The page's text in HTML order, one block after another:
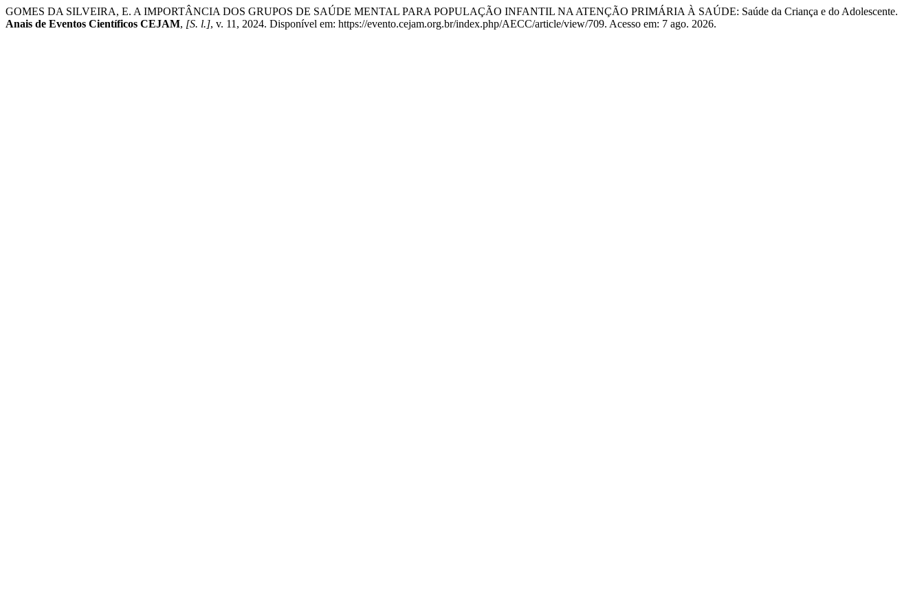
GOMES DA SILVEIRA, E. A IMPORTÂNCIA DOS GRUPOS DE SAÚDE MENTAL PARA POPULAÇÃO INFANTIL NA ATENÇÃO PRIMÁRIA À SAÚDE: Saúde da Criança e do Adolescente.
Anais de Eventos Científicos CEJAM, [S. l.], v. 11, 2024. Disponível em: https://evento.cejam.org.br/index.php/AECC/article/view/709. Acesso em: 7 ago. 2026.